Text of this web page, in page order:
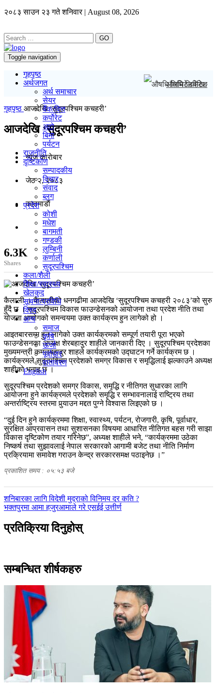
२०८३ साउन २३ गते शनिवार | August 08, 2026
GO
Toggle navigation
गृहपृष्ठ
अर्थजगत
अर्थ समाचार
सेयर
बैंक/वित्त
कर्पोरेट
अटो
बिमा
पर्यटन
राजनीति
दृष्टिकोण
सम्पादकीय
विचार
संवाद
ब्लग
प्रदेश
कोशी
मधेश
बागमती
गण्डकी
लुम्बिनी
कर्णाली
सुदूरपश्चिम
कला/शैली
शिक्षा/स्वास्थ्य
खेलकुद
सूचना/प्रविधि
विश्व
अन्य
समाज
कृषि
ऊर्जा
पूर्वाधार
वातावरण
English
औषधि लिमिटेडदेखि
गृहपृष्ठ आजदेखि ‘सुदूरपश्चिम कचहरी’
आजदेखि ‘सुदूरपश्चिम कचहरी’
न्यूज काराेबार
जेठ २, २०८३
काठमाडाैं
6.3K
Shares
कैलाली । कैलालीको धनगढीमा आजदेखि ‘सुदूरपश्चिम कचहरी २०८३’को सुरु
हुँदै छ । सुदूरपश्चिम विकास फाउन्डेसनको आयोजना तथा प्रदेश नीति तथा
योजना आयोगको समन्वयमा उक्त कार्यक्रम हुन लागेको हो ।
आइतबारसम्म हुन लागेको उक्त कार्यक्रमको सम्पूर्ण तयारी पूरा भएको
फाउन्डेसनका अध्यक्ष शेरबहादुर शाहीले जानकारी दिए । सुदूरपश्चिम प्रदेशका
मुख्यमन्त्री कमलबहादुर शाहले कार्यक्रमको उद्घाटन गर्ने कार्यक्रम छ ।
कार्यक्रमले सुदूरपश्चिम प्रदेशको समग्र विकास र समृद्धिलाई झल्काउने अध्यक्ष
शाहीको भनाइ छ ।
सुदूरपश्चिम प्रदेशको समग्र विकास, समृद्धि र नीतिगत सुधारका लागि
आयोजना हुने कार्यक्रमले प्रदेशको समृद्धि र सम्भावनालाई राष्ट्रिय तथा
अन्तर्राष्ट्रिय स्तरमा पुर्‍याउन मद्दत पुग्ने विश्वास लिइएको छ ।
“दुई दिन हुने कार्यक्रममा शिक्षा, स्वास्थ्य, पर्यटन, रोजगारी, कृषि, पूर्वाधार,
सुरक्षित आप्रवासन तथा सुशासनका विषयमा आधारित नीतिगत बहस गरी साझा
विकास दृष्टिकोण तयार गरिनेछ”, अध्यक्ष शाहीले भने, “कार्यक्रममा उठेका
निष्कर्ष तथा सुझावलाई नेपाल सरकारको आगामी बजेट तथा नीति निर्माण
प्रक्रियामा समावेश गराउन केन्द्र सरकारसमक्ष पठाइनेछ ।”
प्रकाशित समय : ०५:५३ बजे
पछिल्लाे
-
शनिबारका लागि विदेशी मुद्राको विनिमय दर कति ?
अघिल्लाे
भक्तपुरमा आमा हजुरआमाले गरे एसईई उत्तीर्ण
प्रतिक्रिया दिनुहोस्
सम्बन्धित शीर्षकहरु